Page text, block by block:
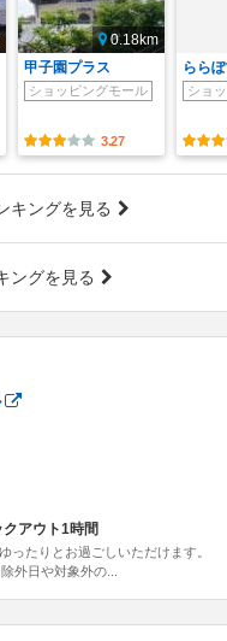
0.18km
甲子園プラス
ショッピングモール
3.27
らら
ショ
キングを見る
ングを見る
アウト1時間
ったりとお過ごしいただけます。
外日や対象外の...